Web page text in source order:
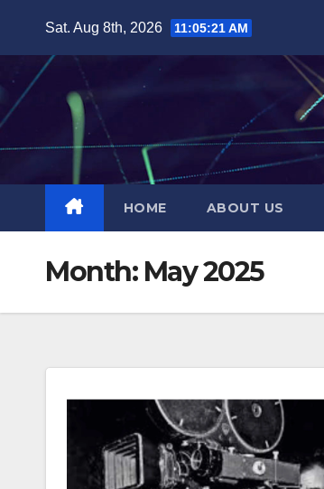
content
Sat. Aug 8th, 2026 11:05:21 AM
HOME ABOUT US
Month: May 2025